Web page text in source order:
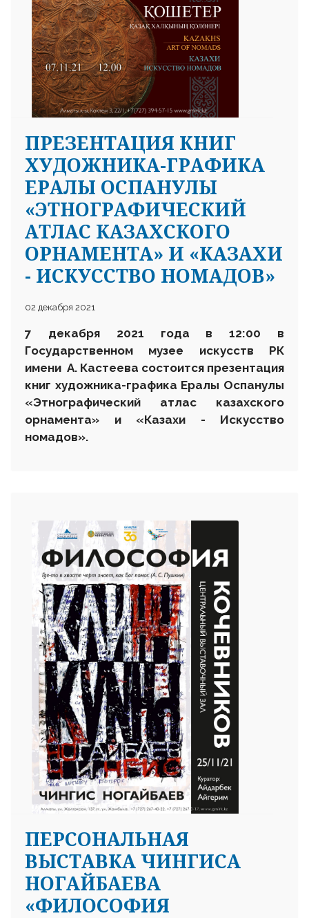
ПРЕЗЕНТАЦИЯ КНИГ
ХУДОЖНИКА-ГРАФИКА
ЕРАЛЫ ОСПАНУЛЫ
«ЭТНОГРАФИЧЕСКИЙ
АТЛАС КАЗАХСКОГО
ОРНАМЕНТА» И «КАЗАХИ
- ИСКУССТВО НОМАДОВ»
02 декабря 2021
7 декабря 2021 года в 12:00 в
Государственном музее искусств РК
имени А. Кастеева состоится презентация
книг художника-графика Ералы Оспанулы
«Этнографический атлас казахского
орнамента» и «Казахи - Искусство
номадов».
ПЕРСОНАЛЬНАЯ
ВЫСТАВКА ЧИНГИСА
НОГАЙБАЕВА
«ФИЛОСОФИЯ